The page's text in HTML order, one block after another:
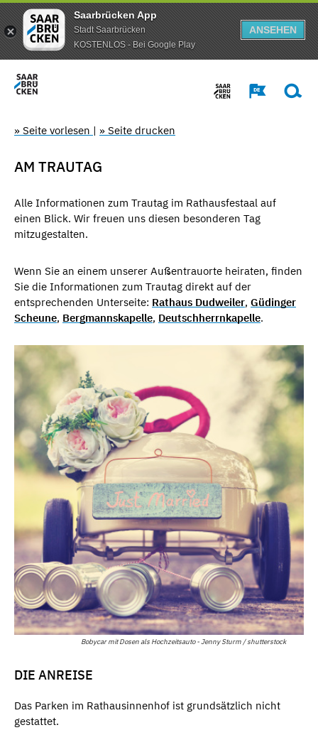
Saarbrücken App
Stadt Saarbrücken
KOSTENLOS - Bei Google Play
ANSEHEN
» Seite vorlesen | » Seite drucken
AM TRAUTAG
Alle Informationen zum Trautag im Rathausfestaal auf
einen Blick. Wir freuen uns diesen besonderen Tag
mitzugestalten.
Wenn Sie an einem unserer Außentrauorte heiraten, finden
Sie die Informationen zum Trautag direkt auf der
entsprechenden Unterseite: Rathaus Dudweiler, Güdinger
Scheune, Bergmannskapelle, Deutschherrnkapelle.
Bobycar mit Dosen als Hochzeitsauto - Jenny Sturm / shutterstock
DIE ANREISE
Das Parken im Rathausinnenhof ist grundsätzlich nicht
gestattet.